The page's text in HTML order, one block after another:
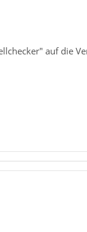
auf die